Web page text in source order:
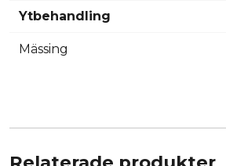
Ytbehandling
Mässing